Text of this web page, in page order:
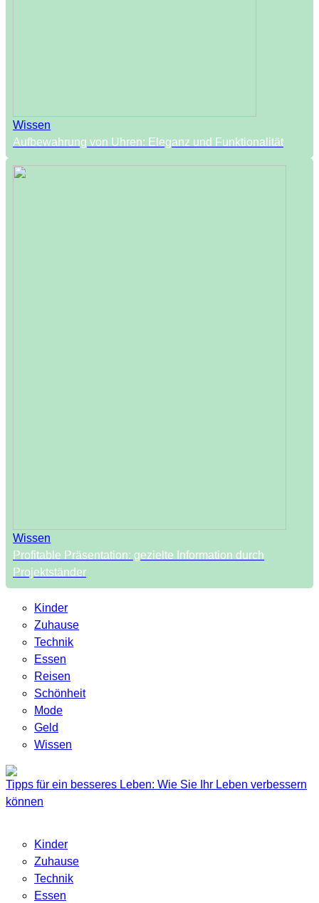
Wissen
Aufbewahrung von Uhren: Eleganz und Funktionalität
Wissen
Profitable Präsentation: gezielte Information durch
Projektständer
Kinder
Zuhause
Technik
Essen
Reisen
Schönheit
Mode
Geld
Wissen
Tipps für ein besseres Leben: Wie Sie Ihr Leben verbessern
können
Kinder
Zuhause
Technik
Essen